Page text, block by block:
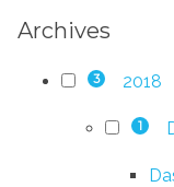
Archives
3 2018
1